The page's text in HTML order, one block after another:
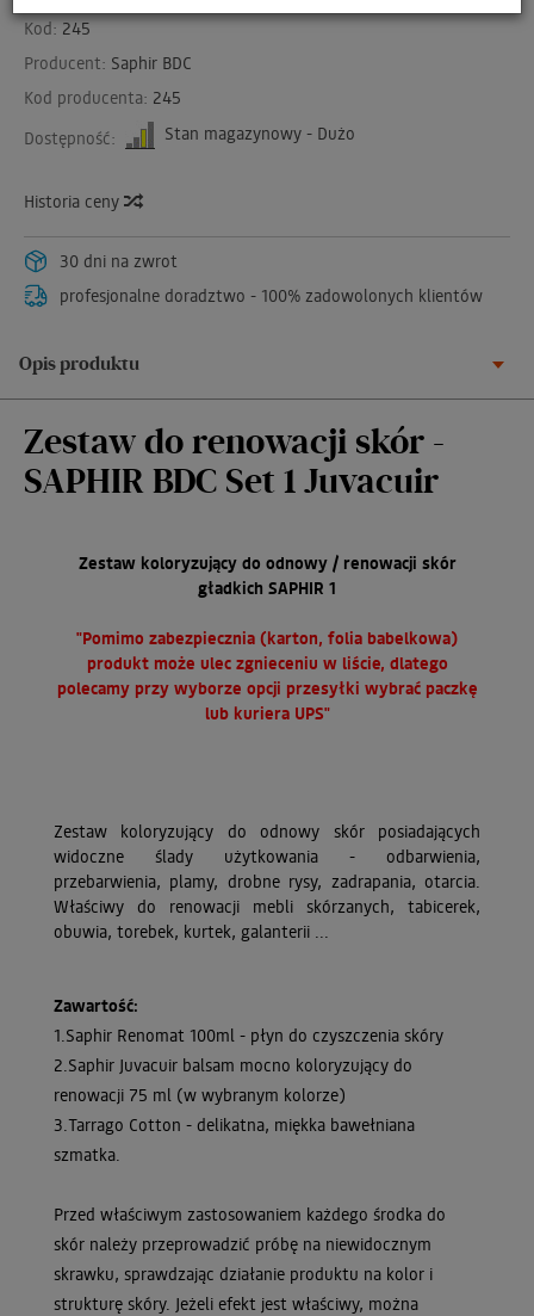
Kod: 245
Producent: Saphir BDC
Kod producenta: 245
Dostępność:
Stan magazynowy - Dużo
Historia ceny
30 dni na zwrot
profesjonalne doradztwo - 100% zadowolonych klientów
Opis produktu
Zestaw do renowacji skór -
SAPHIR BDC Set 1 Juvacuir
Zestaw koloryzujący do odnowy / renowacji skór
gładkich SAPHIR 1
"Pomimo zabezpiecznia (karton, folia babelkowa)
produkt może ulec zgnieceniu w liście, dlatego
polecamy przy wyborze opcji przesyłki wybrać paczkę
lub kuriera UPS"
Zestaw koloryzujący do odnowy skór posiadających
widoczne ślady użytkowania - odbarwienia,
przebarwienia, plamy, drobne rysy, zadrapania, otarcia.
Właściwy do renowacji mebli skórzanych, tabicerek,
obuwia, torebek, kurtek, galanterii ...
Zawartość:
1.Saphir Renomat 100ml - płyn do czyszczenia skóry
2.Saphir Juvacuir balsam mocno koloryzujący do
renowacji 75 ml (w wybranym kolorze)
3.Tarrago Cotton - delikatna, miękka bawełniana
szmatka.
Przed właściwym zastosowaniem każdego środka do
skór należy przeprowadzić próbę na niewidocznym
skrawku, sprawdzając działanie produktu na kolor i
strukturę skóry. Jeżeli efekt jest właściwy, można